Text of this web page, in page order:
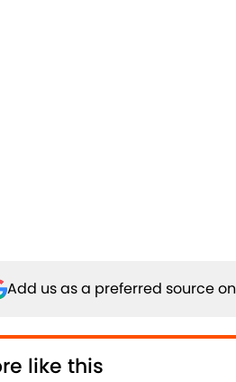
Add us as a preferred source on
like this